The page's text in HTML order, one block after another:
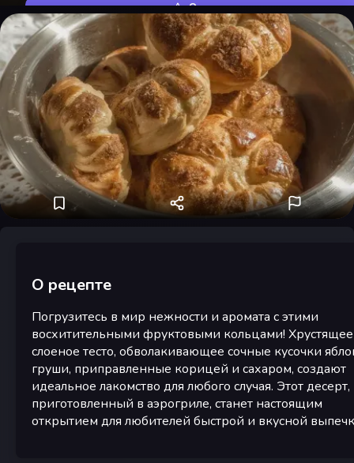
Оценить
О рецепте
Погрузитесь в мир нежности и аромата с этими
восхитительными фруктовыми кольцами! Хрустящее
слоеное тесто, обволакивающее сочные кусочки
груши, приправленные корицей и сахаром, создают
идеальное лакомство для любого случая. Этот десерт,
приготовленный в аэрогриле, станет настоящим
открытием для любителей быстрой и вкусной